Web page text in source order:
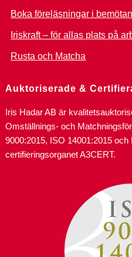
Boka föreläsningar i
Iriskraft – för allas plats på
Rusta och Matcha
Auktoriserade &
Iris Hadar AB är
Omställnings- och
9000:2015, ISO 14001:2015
certifieringsorganet A3CERT.